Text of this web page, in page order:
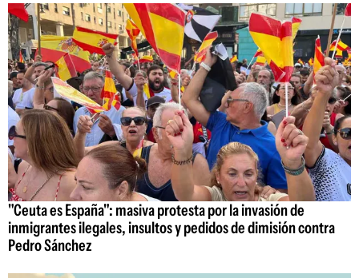
"Ceuta es España": masiva protesta por la invasión de
inmigrantes ilegales, insultos y pedidos de dimisión contra
Pedro Sánchez